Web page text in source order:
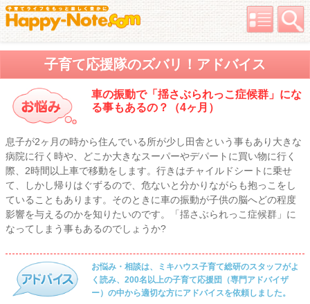
子育て応援隊のズバリ！アドバイス
車の振動で「揺さぶられっこ症候群」にな
る事もあるの？（4ヶ月）
息子が2ヶ月の時から住んでいる所が少し田舎という事もあり大きな
病院に行く時や、どこか大きなスーパーやデパートに買い物に行く
際、2時間以上車で移動をします。行きはチャイルドシートに乗せ
て、しかし帰りはぐずるので、危ないと分かりながらも抱っこをし
ていることもあります。そのときに車の振動が子供の脳へどの程度
影響を与えるのかを知りたいのです。「揺さぶられっこ症候群」に
なってしまう事もあるのでしょうか?
お悩み・相談は、ミキハウス子育て総研のスタッフがよ
く読み、200名以上の子育て応援団（専門アドバイザ
ー）の中から適切な方にアドバイスを依頼しました。